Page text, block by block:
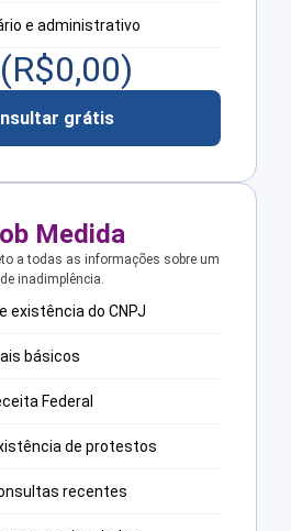
e administrativo
(R$0,00)
grátis
Medida
a todas as informações sobre um
inadimplência.
existência do CNPJ
básicos
Federal
de protestos
recentes